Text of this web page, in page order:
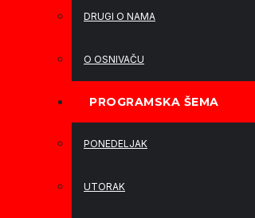
DRUGI O NAMA
O OSNIVAČU
PROGRAMSKA ŠEMA
PONEDELJAK
UTORAK